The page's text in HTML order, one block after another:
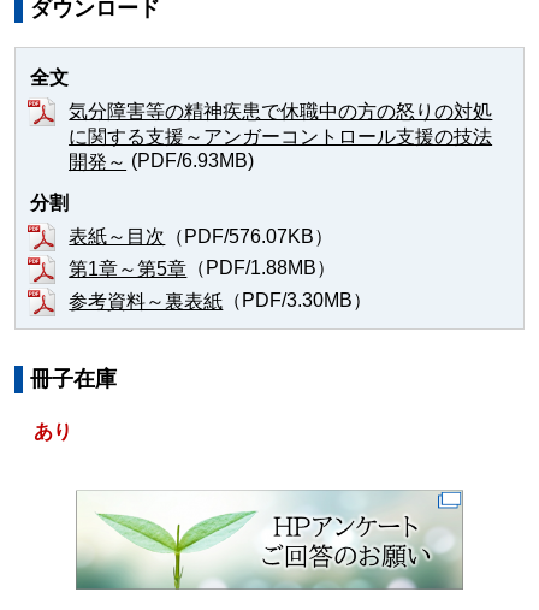
ダウンロード
全文
気分障害等の精神疾患で休職中の方の怒りの対処
に関する支援～アンガーコントロール支援の技法
開発～ (PDF/6.93MB)
分割
表紙～目次 （PDF/576.07KB）
第1章～第5章 （PDF/1.88MB）
参考資料～裏表紙 （PDF/3.30MB）
冊子在庫
あり